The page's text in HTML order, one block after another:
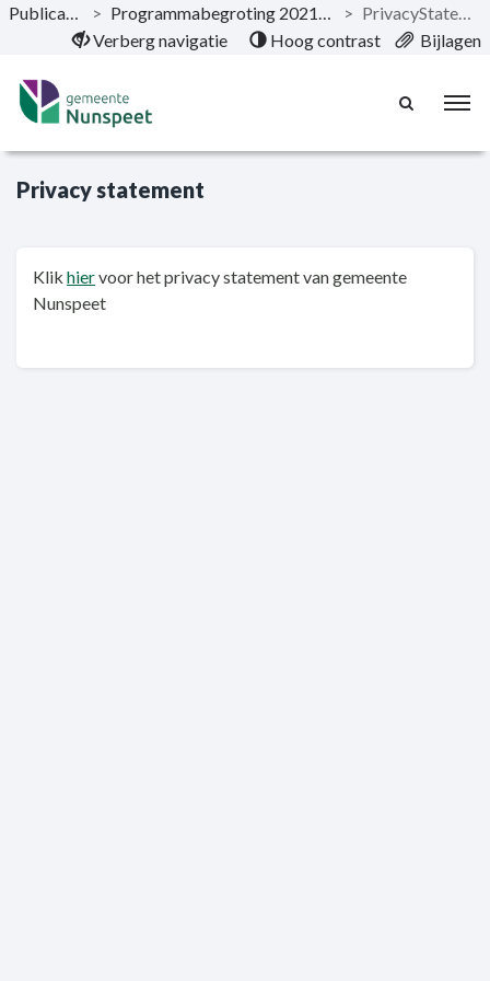
Naar hoofdinhoud
Publicaties > Programmabegroting 2021-2024 >
PrivacyStatement
Verberg navigatie
Hoog contrast Bijlagen
Privacy statement
Klik hiervoor het privacy statement van gemeente
Nunspeet